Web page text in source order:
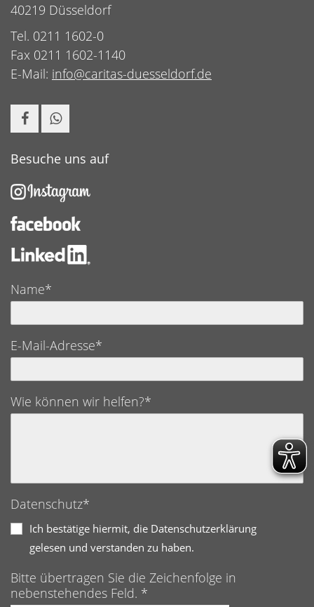
40219 Düsseldorf
Tel. 0211 1602-0
Fax 0211 1602-1140
E-Mail: info@caritas-duesseldorf.de
Besuche uns auf
Name*
E-Mail-Adresse*
Wie können wir helfen?*
Datenschutz*
Ich bestätige hiermit, die Datenschutzerklärung
gelesen und verstanden zu haben.
Bitte übertragen Sie die Zeichenfolge in
nebenstehendes Feld. *